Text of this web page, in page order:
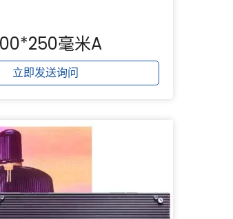
毫米A
立即发送询问